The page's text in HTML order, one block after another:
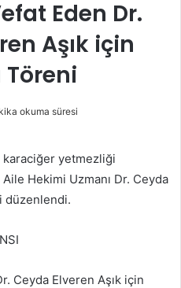
Eden Dr.
Aşık için
okuma süresi
karaciğer yetmezliği
Hekimi Uzmanı Dr. Ceyda
düzenlendi.
Ceyda Elveren Aşık için